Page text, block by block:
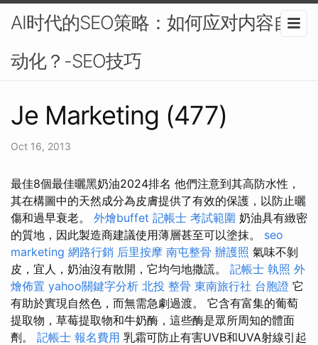
AI时代的SEO策略：如何应对内容自
动化？-SEO技巧
Je Marketing (477)
Oct 16, 2013
最佳8個最佳曬黑奶油2024排名 他們注意到其高防水性，
其在構圖中的天然成分為皮膚提供了有效的保護，以防止曬
傷和過早衰老。 外燴buffet 記帳士 考試範圍 奶油具有緻密
的質地，因此製造商建議使用薄層甚至可以塗抹。 seo
marketing 網路行銷 后里按摩 南屯整骨 辦護照 氣味不剝
皮，宜人，奶油沒有散開，它均勻地撒謊。 記帳士 執照 外
燴佈置 yahoo關鍵字分析 北投 整骨 東南旅行社 台胞證 它
有助於實現自然色，而無需急劇過渡。 它含有富集的葡萄
提取物，草莓提取物和牛奶酶，這些酶是眾所周知的體面
劑。 記帳士 報名費用 乳霜可防止有害UVB和UVA射線引起